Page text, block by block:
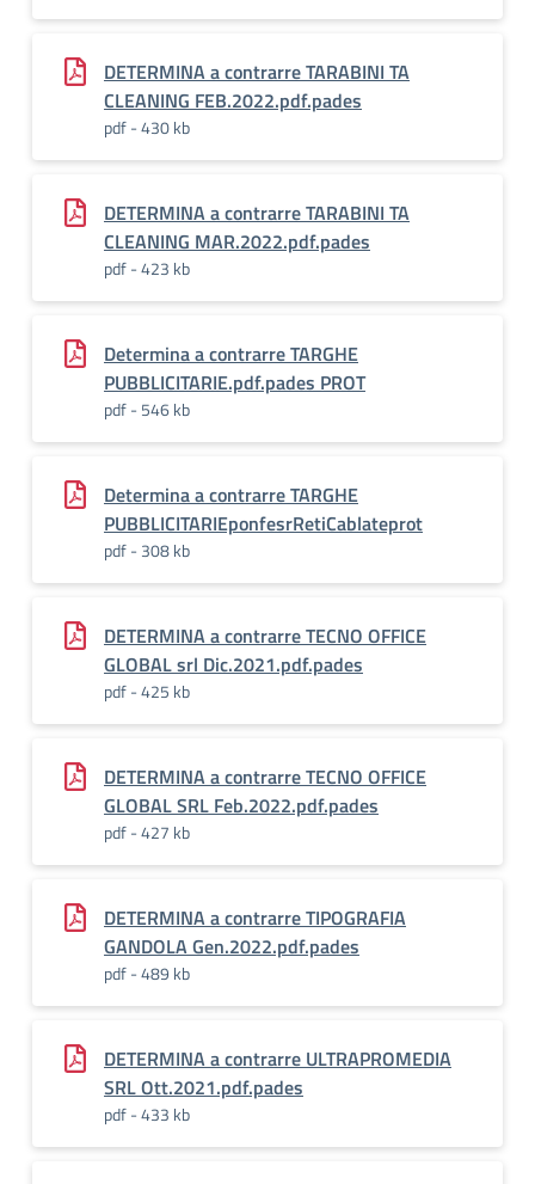
DETERMINA a contrarre TARABINI TA
CLEANING FEB.2022.pdf.pades
pdf - 430 kb
DETERMINA a contrarre TARABINI TA
CLEANING MAR.2022.pdf.pades
pdf - 423 kb
Determina a contrarre TARGHE
PUBBLICITARIE.pdf.pades PROT
pdf - 546 kb
Determina a contrarre TARGHE
PUBBLICITARIEponfesrRetiCablateprot
pdf - 308 kb
DETERMINA a contrarre TECNO OFFICE
GLOBAL srl Dic.2021.pdf.pades
pdf - 425 kb
DETERMINA a contrarre TECNO OFFICE
GLOBAL SRL Feb.2022.pdf.pades
pdf - 427 kb
DETERMINA a contrarre TIPOGRAFIA
GANDOLA Gen.2022.pdf.pades
pdf - 489 kb
DETERMINA a contrarre ULTRAPROMEDIA
SRL Ott.2021.pdf.pades
pdf - 433 kb